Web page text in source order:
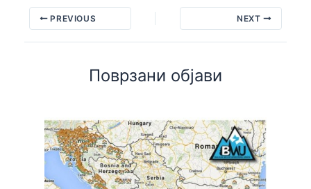
PREVIOUS NEXT
Поврзани објави